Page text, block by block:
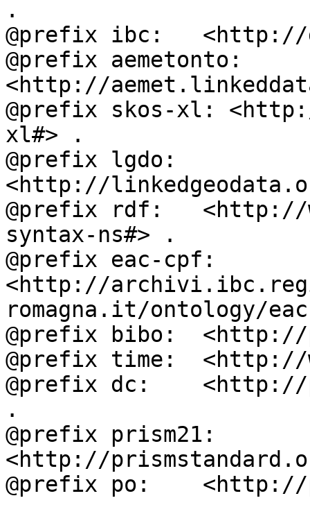
.
@prefix ibc:
@prefix aemetonto:
<http://
@prefix skos-xl:
xl#> .
@prefix lgdo:
<http://
@prefix rdf:   <http://
syntax-ns#> .
@prefix eac-cpf:
<http://
romagna.it/ontology/
@prefix bibo:
@prefix time:  <http://
@prefix dc:    <http://
.
@prefix prism21:
<http://
@prefix po: